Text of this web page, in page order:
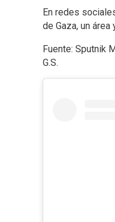
En redes
de Gaza, un
Fuente: Sputnik
G.S.